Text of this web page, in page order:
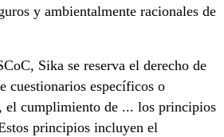
y ambientalmente racionales de
Sika se reserva el derecho de
cuestionarios específicos o
el cumplimiento de ... los principios
principios incluyen el